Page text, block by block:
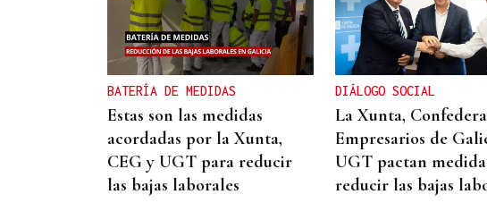
BATERÍA DE MEDIDAS
Estas son las medidas
acordadas por la Xunta,
CEG y UGT para reducir
las bajas laborales
DIÁLOGO SOCIAL
La Xunta,
Empresarios de
UGT pactan
reducir las bajas